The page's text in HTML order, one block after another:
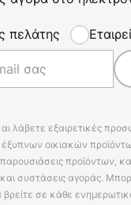
πελάτης
λάβετε εξαιρετικές
οικιακών
προϊόντων,
συστάσεις αγοράς.
σε κάθε